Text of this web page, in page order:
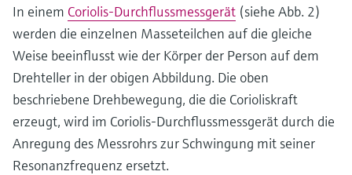
In einem Coriolis-Durchflussmessgerät (siehe Abb. 2)
werden die einzelnen Masseteilchen auf die gleiche
Weise beeinflusst wie der Körper der Person auf dem
Drehteller in der obigen Abbildung. Die oben
beschriebene Drehbewegung, die die Corioliskraft
erzeugt, wird im Coriolis-Durchflussmessgerät durch die
Anregung des Messrohrs zur Schwingung mit seiner
Resonanzfrequenz ersetzt.